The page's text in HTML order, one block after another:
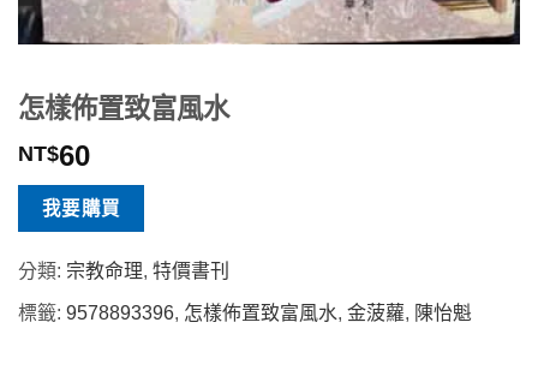
怎樣佈置致富風水
NT$60
我要購買
分類: 宗教命理, 特價書刊
標籤: 9578893396, 怎樣佈置致富風水, 金菠蘿, 陳怡魁